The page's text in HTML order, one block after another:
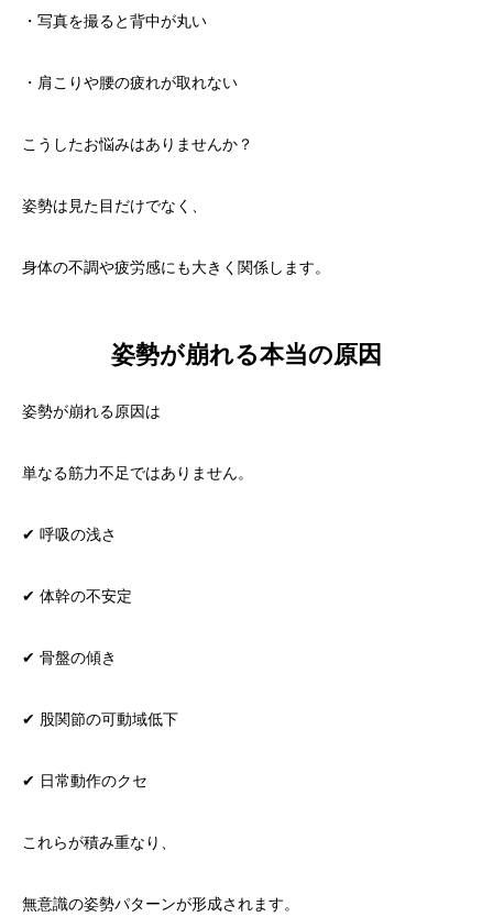
・写真を撮ると背中が丸い
・肩こりや腰の疲れが取れない
こうしたお悩みはありませんか？
姿勢は見た目だけでなく、
身体の不調や疲労感にも大きく関係します。
姿勢が崩れる本当の原因
姿勢が崩れる原因は
単なる筋力不足ではありません。
✔ 呼吸の浅さ
✔ 体幹の不安定
✔ 骨盤の傾き
✔ 股関節の可動域低下
✔ 日常動作のクセ
これらが積み重なり、
無意識の姿勢パターンが形成されます。